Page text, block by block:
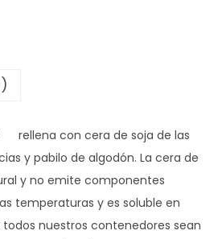
rellena con cera de soja de las
y pabilo de algodón. La cera de
y no emite componentes
temperaturas y es soluble en
nuestros contenedores sean